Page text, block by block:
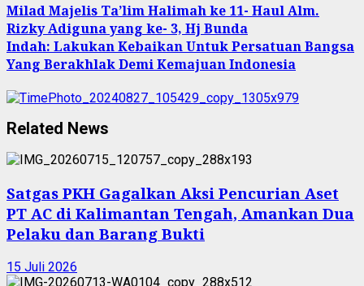
Milad Majelis Ta’lim Halimah ke 11- Haul Alm.
Rizky Adiguna yang ke- 3, Hj Bunda
Indah: Lakukan Kebaikan Untuk Persatuan Bangsa
Yang Berakhlak Demi Kemajuan Indonesia
Related News
Satgas PKH Gagalkan Aksi Pencurian Aset
PT AC di Kalimantan Tengah, Amankan Dua
Pelaku dan Barang Bukti
15 Juli 2026